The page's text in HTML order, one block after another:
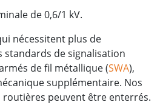
de 0,6/1 kV.
nécessitent plus de
standards de signalisation
de fil métallique (SWA),
supplémentaire. Nos
routières peuvent être enterrés.